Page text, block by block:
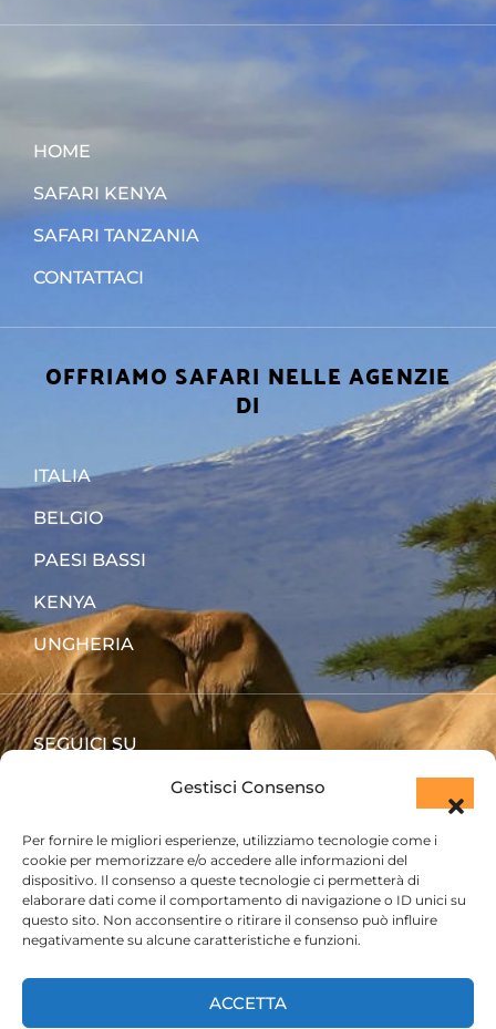
Gestisci Consenso
Per fornire le migliori esperienze, utilizziamo tecnologie come i
cookie per memorizzare e/o accedere alle informazioni del
dispositivo. Il consenso a queste tecnologie ci permetterà di
elaborare dati come il comportamento di navigazione o ID unici su
questo sito. Non acconsentire o ritirare il consenso può influire
negativamente su alcune caratteristiche e funzioni.
ACCETTA
HOME
SAFARI KENYA
SAFARI TANZANIA
CONTATTACI
OFFRIAMO SAFARI NELLE AGENZIE
DI
ITALIA
BELGIO
PAESI BASSI
KENYA
UNGHERIA
SEGUICI SU